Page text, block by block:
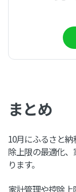
まとめ
10月にふるさと
除上限の最適化
ります。
家計管理や控除